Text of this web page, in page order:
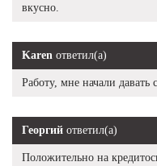
вкусно.
Karen ответил(а)
Работу, мне начали давать
Георгий ответил(а)
Положительно на